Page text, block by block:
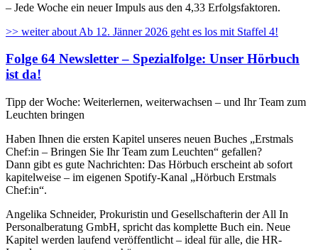
– Jede Woche ein neuer Impuls aus den 4,33 Erfolgsfaktoren.
>> weiterabout Ab 12. Jänner 2026 geht es los mit Staffel 4!
Folge 64 Newsletter – Spezialfolge: Unser Hörbuch
ist da!
Tipp der Woche: Weiterlernen, weiterwachsen – und Ihr Team zum
Leuchten bringen
Haben Ihnen die ersten Kapitel unseres neuen Buches „Erstmals
Chef:in – Bringen Sie Ihr Team zum Leuchten“ gefallen?
Dann gibt es gute Nachrichten: Das Hörbuch erscheint ab sofort
kapitelweise – im eigenen Spotify-Kanal „Hörbuch Erstmals
Chef:in“.
Angelika Schneider, Prokuristin und Gesellschafterin der All In
Personalberatung GmbH, spricht das komplette Buch ein. Neue
Kapitel werden laufend veröffentlicht – ideal für alle, die HR-